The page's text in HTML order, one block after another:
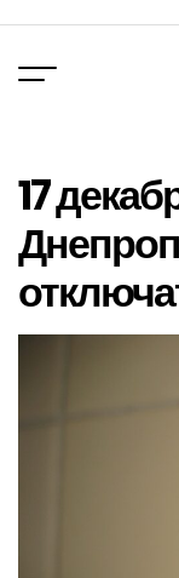
вмісту
17